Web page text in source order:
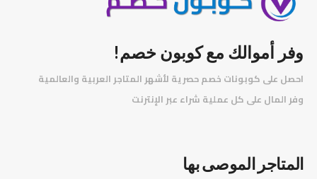
وفر أموالك مع كوبون خصم!
احصل على كوبونات خصم حصرية لأشهر المتاجر العربية والعالمية
وفر المال على كل عملية شراء عبر الإنترنت
المتاجر الموصى بها